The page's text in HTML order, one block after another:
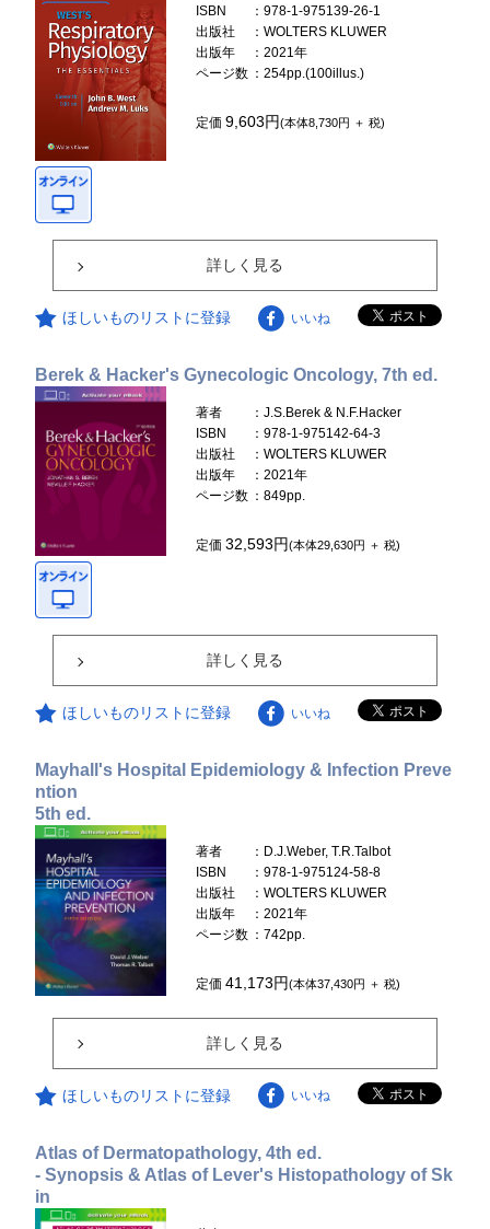
ISBN
：978-1-975139-26-1
出版社
：WOLTERS KLUWER
出版年
：2021年
ページ数 ：254pp.(100illus.)
定価9,603円(本体8,730円 ＋ 税)
詳しく見る
ほしいものリストに登録 いいね
Berek & Hacker's Gynecologic Oncology, 7th ed.
著者
：J.S.Berek & N.F.Hacker
ISBN
：978-1-975142-64-3
出版社
：WOLTERS KLUWER
出版年
：2021年
ページ数 ：849pp.
定価32,593円(本体29,630円 ＋ 税)
詳しく見る
ほしいものリストに登録 いいね
Mayhall's Hospital Epidemiology & Infection Preve
ntion
5th ed.
著者
：D.J.Weber, T.R.Talbot
ISBN
：978-1-975124-58-8
出版社
：WOLTERS KLUWER
出版年
：2021年
ページ数 ：742pp.
定価41,173円(本体37,430円 ＋ 税)
詳しく見る
ほしいものリストに登録 いいね
Atlas of Dermatopathology, 4th ed.
- Synopsis & Atlas of Lever's Histopathology of Sk
in